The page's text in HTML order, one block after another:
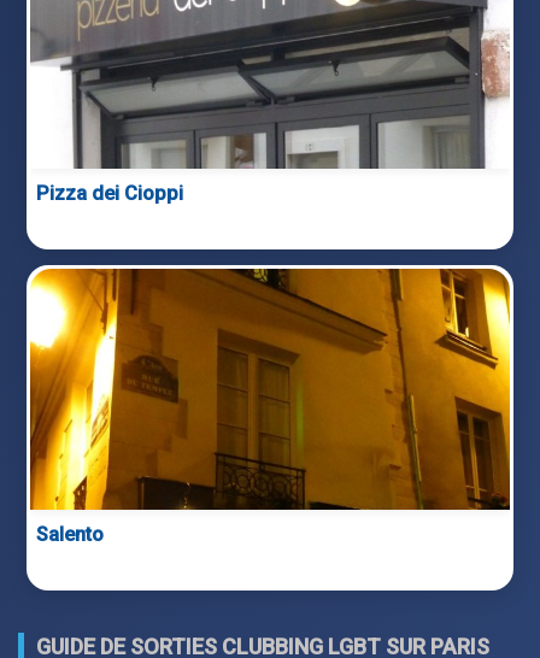
Pizza dei Cioppi
Salento
GUIDE DE SORTIES CLUBBING LGBT SUR PARIS